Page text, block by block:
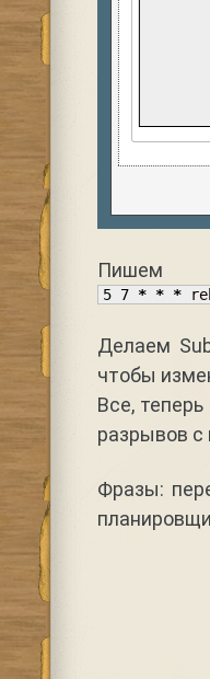
Пишем
5 7 * * *
Делаем
чтобы
Все,
разрывов с
Фразы: